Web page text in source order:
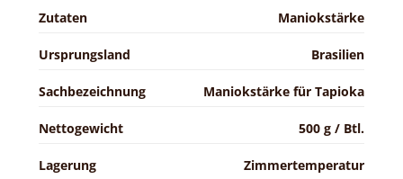
Zutaten Maniokstärke
Ursprungsland Brasilien
Sachbezeichnung Maniokstärke für Tapioka
Nettogewicht 500 g / Btl.
Lagerung Zimmertemperatur